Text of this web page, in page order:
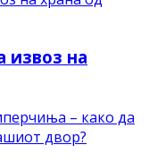
извоз на